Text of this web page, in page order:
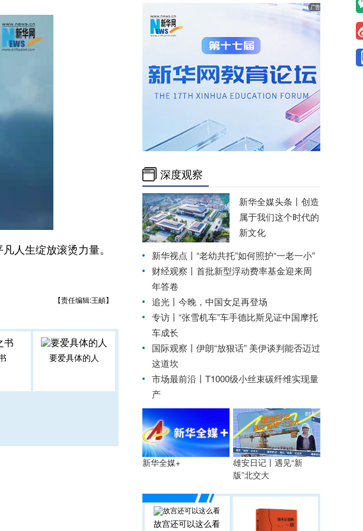
人生绽放滚烫力量。
【责任编辑:王頔】
要爱具体的人
深度观察
新华全媒头条丨 创造
属于我们这个时代的
新文化
新华视点丨 “老幼共托”如何照护“一老一小”
财经观察丨 首批新型浮动费率基金迎来周
年答卷
追光丨 今晚，中国女足再登场
专访丨“张雪机车”车手德比斯见证中国摩托
车成长
国际观察丨 伊朗“放狠话” 美伊谈判能否迈过
这道坎
市场最前沿丨T1000级小丝束碳纤维实现量
产
新华全媒+
雄安日记丨遇见“新
版”北交大
故宫还可以这么看